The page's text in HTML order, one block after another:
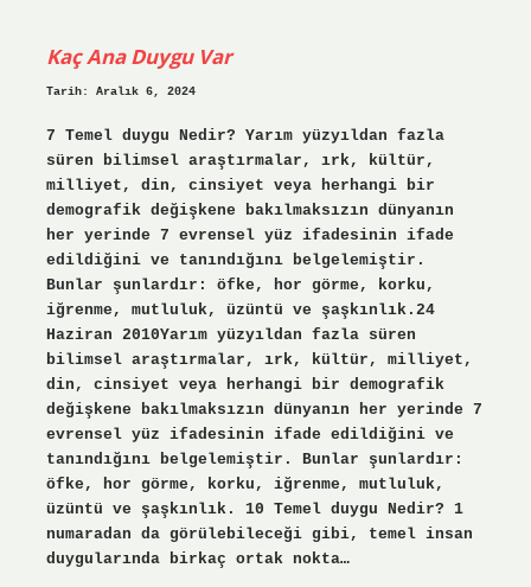
Kaç Ana Duygu Var
Tarih: Aralık 6, 2024
7 Temel duygu Nedir? Yarım yüzyıldan fazla
süren bilimsel araştırmalar, ırk, kültür,
milliyet, din, cinsiyet veya herhangi bir
demografik değişkene bakılmaksızın dünyanın
her yerinde 7 evrensel yüz ifadesinin ifade
edildiğini ve tanındığını belgelemiştir.
Bunlar şunlardır: öfke, hor görme, korku,
iğrenme, mutluluk, üzüntü ve şaşkınlık.24
Haziran 2010Yarım yüzyıldan fazla süren
bilimsel araştırmalar, ırk, kültür, milliyet,
din, cinsiyet veya herhangi bir demografik
değişkene bakılmaksızın dünyanın her yerinde 7
evrensel yüz ifadesinin ifade edildiğini ve
tanındığını belgelemiştir. Bunlar şunlardır:
öfke, hor görme, korku, iğrenme, mutluluk,
üzüntü ve şaşkınlık. 10 Temel duygu Nedir? 1
numaradan da görülebileceği gibi, temel insan
duygularında birkaç ortak nokta…